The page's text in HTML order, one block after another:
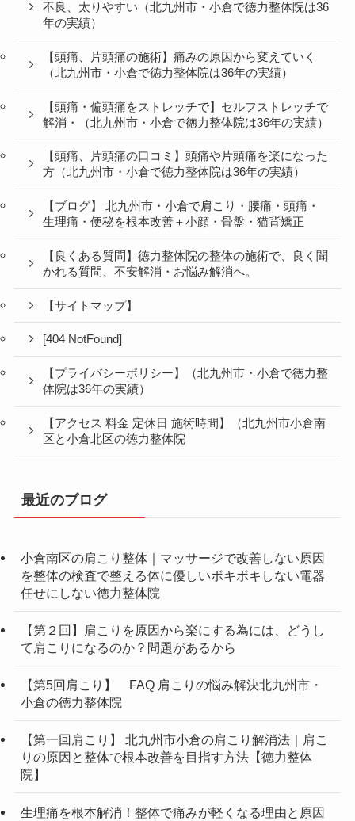
不良、太りやすい（北九州市・小倉で徳力整体院は36
年の実績）
【頭痛、片頭痛の施術】痛みの原因から変えていく
（北九州市・小倉で徳力整体院は36年の実績）
【頭痛・偏頭痛をストレッチで】セルフストレッチで
解消・（北九州市・小倉で徳力整体院は36年の実績）
【頭痛、片頭痛の口コミ】頭痛や片頭痛を楽になった
方（北九州市・小倉で徳力整体院は36年の実績）
【ブログ】 北九州市・小倉で肩こり・腰痛・頭痛・
生理痛・便秘を根本改善＋小顔・骨盤・猫背矯正
【良くある質問】徳力整体院の整体の施術で、良く聞
かれる質問、不安解消・お悩み解消へ。
【サイトマップ】
[404 NotFound]
【プライバシーポリシー】（北九州市・小倉で徳力整
体院は36年の実績）
【アクセス 料金 定休日 施術時間】（北九州市小倉南
区と小倉北区の徳力整体院
最近のブログ
小倉南区の肩こり整体｜マッサージで改善しない原因
を整体の検査で整える体に優しいボキボキしない電器
任せにしない徳力整体院
【第２回】肩こりを原因から楽にする為には、どうし
て肩こりになるのか？問題があるから
【第5回肩こり】 FAQ 肩こりの悩み解決北九州市・
小倉の徳力整体院
【第一回肩こり】 北九州市小倉の肩こり解消法｜肩こ
りの原因と整体で根本改善を目指す方法【徳力整体
院】
生理痛を根本解消！整体で痛みが軽くなる理由と原因